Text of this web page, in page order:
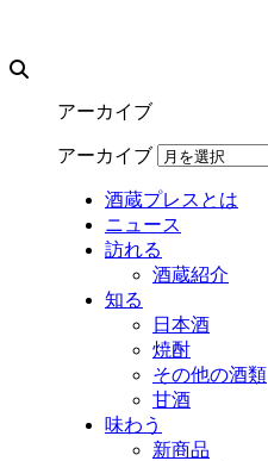
アーカイブ
アーカイブ
酒蔵プレスとは
ニュース
訪れる
酒蔵紹介
知る
日本酒
焼酎
その他の酒類
甘酒
味わう
新商品